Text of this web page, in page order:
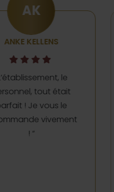
SS
SARA SMAJIC
le rendez-vous
on nous a
une cabine
; on nous a
des boissons